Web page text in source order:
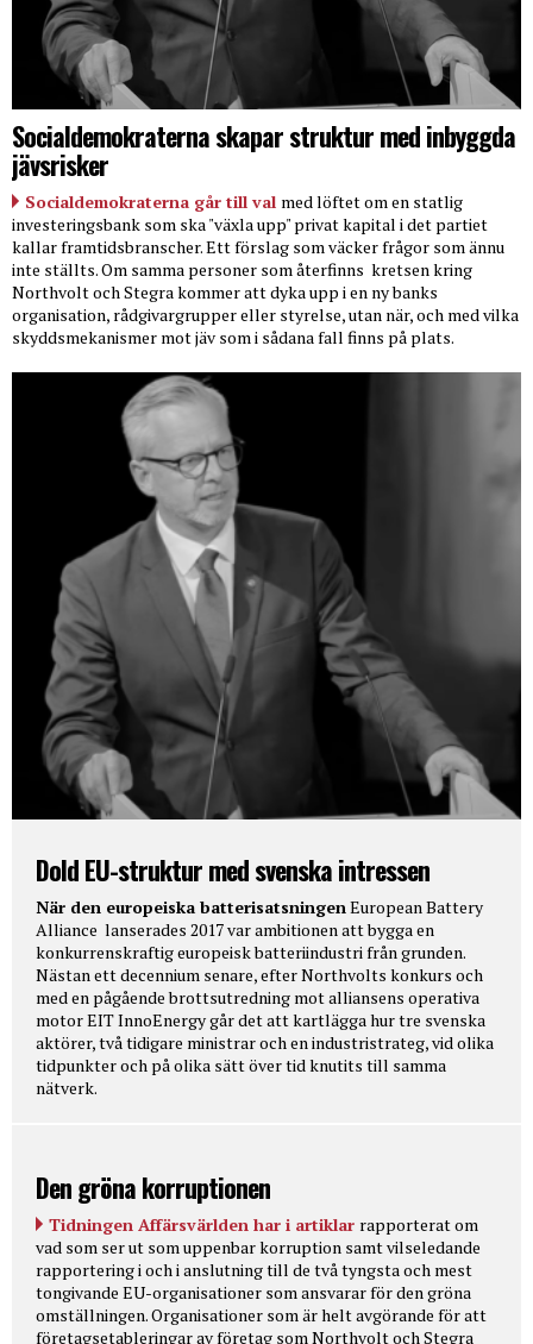
Socialdemokraterna skapar struktur med inbyggda
jävsrisker
Socialdemokraterna går till val med löftet om en statlig
investeringsbank som ska "växla upp" privat kapital i det partiet
kallar framtidsbranscher. Ett förslag som väcker frågor som ännu
inte ställts. Om samma personer som återfinns kretsen kring
Northvolt och Stegra kommer att dyka upp i en ny banks
organisation, rådgivargrupper eller styrelse, utan när, och med vilka
skyddsmekanismer mot jäv som i sådana fall finns på plats.
Dold EU-struktur med svenska intressen
När den europeiska batterisatsningen European Battery
Alliance lanserades 2017 var ambitionen att bygga en
konkurrenskraftig europeisk batteriindustri från grunden.
Nästan ett decennium senare, efter Northvolts konkurs och
med en pågående brottsutredning mot alliansens operativa
motor EIT InnoEnergy går det att kartlägga hur tre svenska
aktörer, två tidigare ministrar och en industristrateg, vid olika
tidpunkter och på olika sätt över tid knutits till samma
nätverk.
Den gröna korruptionen
Tidningen Affärsvärlden har i artiklar rapporterat om
vad som ser ut som uppenbar korruption samt vilseledande
rapportering i och i anslutning till de två tyngsta och mest
tongivande EU-organisationer som ansvarar för den gröna
omställningen. Organisationer som är helt avgörande för att
företagsetableringar av företag som Northvolt och Stegra